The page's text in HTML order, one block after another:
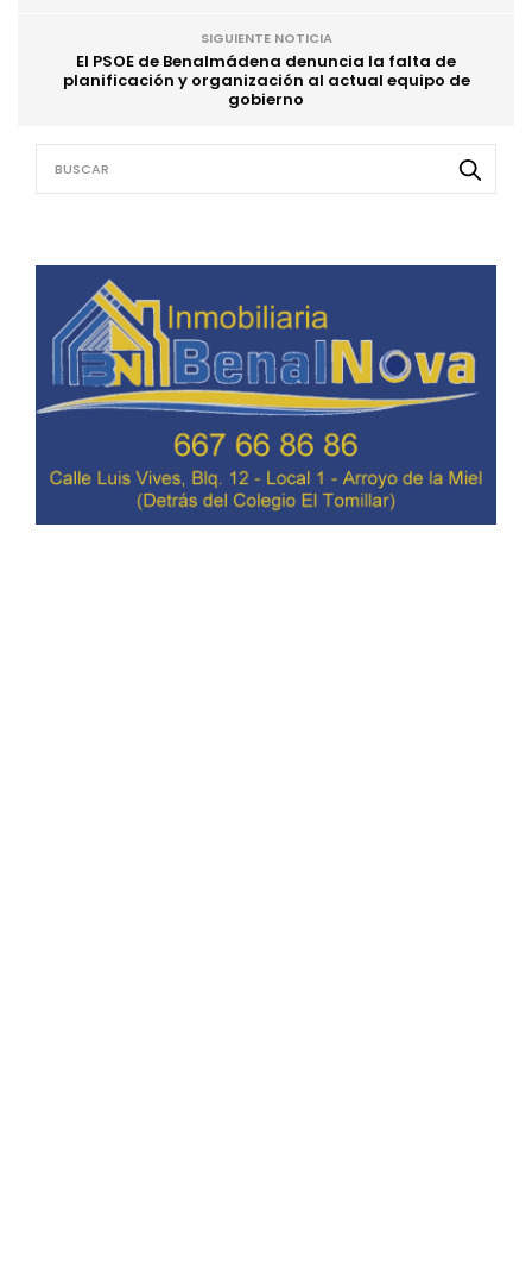
SIGUIENTE NOTICIA
El PSOE de Benalmádena denuncia la falta de
planificación y organización al actual equipo de
gobierno